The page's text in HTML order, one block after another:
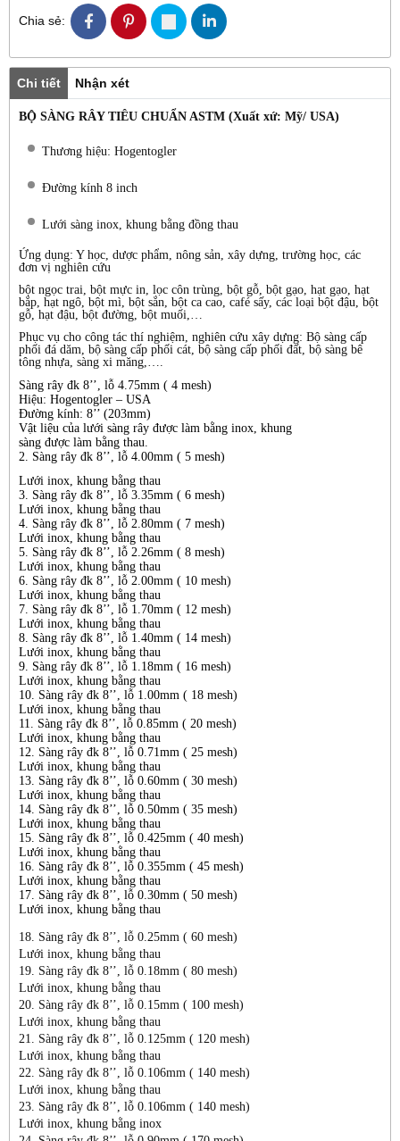
Chia sẻ:
Chi tiết Nhận xét
BỘ SÀNG RÂY TIÊU CHUẨN ASTM (Xuất xứ: Mỹ/ USA)
Thương hiệu: Hogentogler
Đường kính 8 inch
Lưới sàng inox, khung bằng đồng thau
Ứng dụng: Y học, dược phẩm, nông sản, xây dựng, trường học, các
đơn vị nghiên cứu
bột ngọc trai, bột mực in, lọc côn trùng, bột gỗ, bột gạo, hạt gạo, hạt
bắp, hạt ngô, bột mì, bột sắn, bột ca cao, café sấy, các loại bột đậu, bột
gỗ, hạt đậu, bột đường, bột muối,…
Phục vụ cho công tác thí nghiệm, nghiên cứu xây dựng: Bộ sàng cấp
phối đá dăm, bộ sàng cấp phối cát, bộ sàng cấp phối đất, bộ sàng bê
tông nhựa, sàng xi măng,….
Sàng rây đk 8’’, lỗ 4.75mm ( 4 mesh)
Hiệu: Hogentogler – USA
Đường kính: 8’’ (203mm)
Vật liệu của lưới sàng rây được làm bằng inox, khung
sàng được làm bằng thau.
2. Sàng rây đk 8’’, lỗ 4.00mm ( 5 mesh)
Lưới inox, khung bằng thau
3. Sàng rây đk 8’’, lỗ 3.35mm ( 6 mesh)
Lưới inox, khung bằng thau
4. Sàng rây đk 8’’, lỗ 2.80mm ( 7 mesh)
Lưới inox, khung bằng thau
5. Sàng rây đk 8’’, lỗ 2.26mm ( 8 mesh)
Lưới inox, khung bằng thau
6. Sàng rây đk 8’’, lỗ 2.00mm ( 10 mesh)
Lưới inox, khung bằng thau
7. Sàng rây đk 8’’, lỗ 1.70mm ( 12 mesh)
Lưới inox, khung bằng thau
8. Sàng rây đk 8’’, lỗ 1.40mm ( 14 mesh)
Lưới inox, khung bằng thau
9. Sàng rây đk 8’’, lỗ 1.18mm ( 16 mesh)
Lưới inox, khung bằng thau
10. Sàng rây đk 8’’, lỗ 1.00mm ( 18 mesh)
Lưới inox, khung bằng thau
11. Sàng rây đk 8’’, lỗ 0.85mm ( 20 mesh)
Lưới inox, khung bằng thau
12. Sàng rây đk 8’’, lỗ 0.71mm ( 25 mesh)
Lưới inox, khung bằng thau
13. Sàng rây đk 8’’, lỗ 0.60mm ( 30 mesh)
Lưới inox, khung bằng thau
14. Sàng rây đk 8’’, lỗ 0.50mm ( 35 mesh)
Lưới inox, khung bằng thau
15. Sàng rây đk 8’’, lỗ 0.425mm ( 40 mesh)
Lưới inox, khung bằng thau
16. Sàng rây đk 8’’, lỗ 0.355mm ( 45 mesh)
Lưới inox, khung bằng thau
17. Sàng rây đk 8’’, lỗ 0.30mm ( 50 mesh)
Lưới inox, khung bằng thau
18. Sàng rây đk 8’’, lỗ 0.25mm ( 60 mesh)
Lưới inox, khung bằng thau
19. Sàng rây đk 8’’, lỗ 0.18mm ( 80 mesh)
Lưới inox, khung bằng thau
20. Sàng rây đk 8’’, lỗ 0.15mm ( 100 mesh)
Lưới inox, khung bằng thau
21. Sàng rây đk 8’’, lỗ 0.125mm ( 120 mesh)
Lưới inox, khung bằng thau
22. Sàng rây đk 8’’, lỗ 0.106mm ( 140 mesh)
Lưới inox, khung bằng thau
23. Sàng rây đk 8’’, lỗ 0.106mm ( 140 mesh)
Lưới inox, khung bằng inox